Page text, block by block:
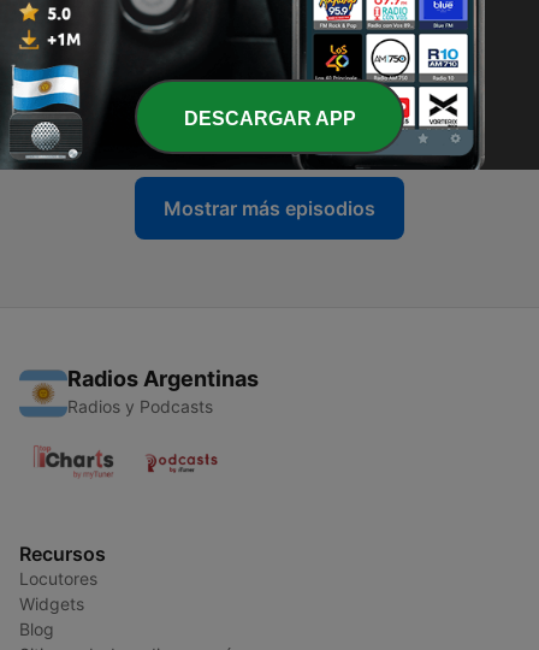
9 - Creencias limitantes.
31 mar. 2021
8 - Mentalidad de riqueza.
25 mar. 2021
Mostrar más episodios
Radios Argentinas
Radios y Podcasts
Recursos
Locutores
Widgets
Blog
DESCARGAR APP